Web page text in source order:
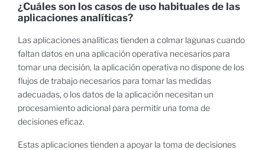
¿Cuáles son los casos de uso habituales de las
aplicaciones analíticas?
Las aplicaciones analíticas tienden a colmar lagunas cuando
faltan datos en una aplicación operativa necesarios para
tomar una decisión, la aplicación operativa no dispone de los
flujos de trabajo necesarios para tomar las medidas
adecuadas, o los datos de la aplicación necesitan un
procesamiento adicional para permitir una toma de
decisiones eficaz.
Estas aplicaciones tienden a apoyar la toma de decisiones